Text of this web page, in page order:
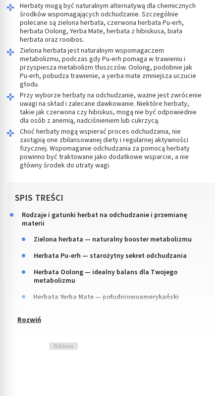
Herbaty mogą być naturalnym alternatywą dla chemicznych
środków wspomagających odchudzanie. Szczególnie
polecane są zielona herbata, czerwona herbata Pu-erh,
herbata Oolong, Yerba Mate, herbata z hibiskusa, biała
herbata oraz rooibos.
Zielona herbata jest naturalnym wspomagaczem
metabolizmu, podczas gdy Pu-erh pomaga w trawieniu i
przyspiesza metabolizm tłuszczów. Oolong, podobnie jak
Pu-erh, pobudza trawienie, a yerba mate zmniejsza uczucie
głodu.
Przy wyborze herbaty na odchudzanie, ważne jest zwrócenie
uwagi na skład i zalecane dawkowanie. Niektóre herbaty,
takie jak czerwona czy hibiskus, mogą nie być odpowiednie
dla osób z anemią, nadciśnieniem lub cukrzycą.
Choć herbaty mogą wspierać proces odchudzania, nie
zastąpią one zbilansowanej diety i regularnej aktywności
fizycznej. Wspomaganie odchudzania za pomocą herbaty
powinno być traktowane jako dodatkowe wsparcie, a nie
główny środek do utraty wagi.
SPIS TREŚCI
Rodzaje i gatunki herbat na odchudzanie i przemianę
materii
Zielona herbata — naturalny booster metabolizmu
Herbata Pu-erh — starożytny sekret odchudzania
Herbata Oolong — idealny balans dla Twojego
metabolizmu
Herbata Yerba Mate — południowoamerykański
Reklama